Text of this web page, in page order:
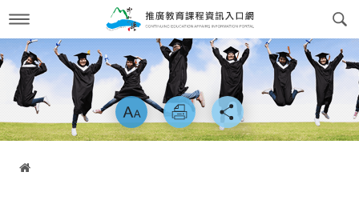
到
要
內
容
最新消息 News
關於我們 About us
交通方式
簡介
課程訊息 Course Information
政府委訓與企業合作
略過字型切